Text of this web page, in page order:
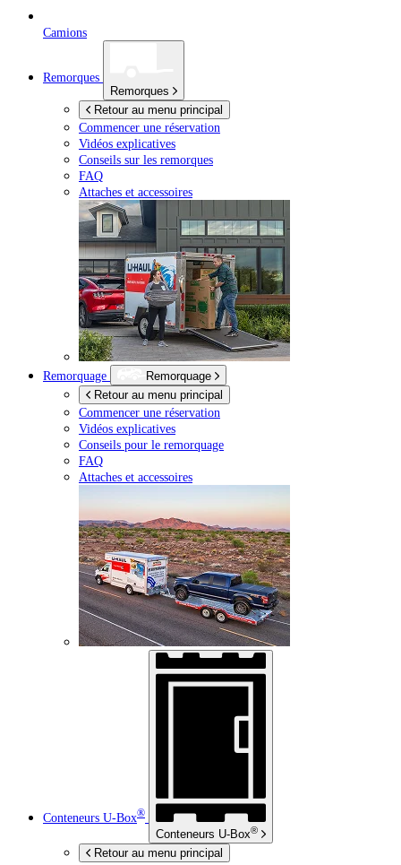
Camions
Remorques
Remorques
Retour au menu principal
Commencer une réservation
Vidéos explicatives
Conseils sur les remorques
FAQ
Attaches et accessoires
Remorquage
Remorquage
Retour au menu principal
Commencer une réservation
Vidéos explicatives
Conseils pour le remorquage
FAQ
Attaches et accessoires
Conteneurs U-Box®
Conteneurs U-Box®
Retour au menu principal